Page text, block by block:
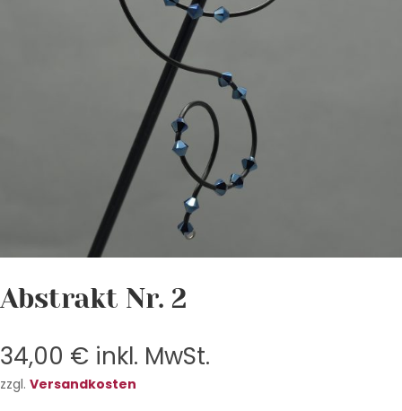
Abstrakt Nr. 2
34,00 € inkl. MwSt.
zzgl. Versandkosten